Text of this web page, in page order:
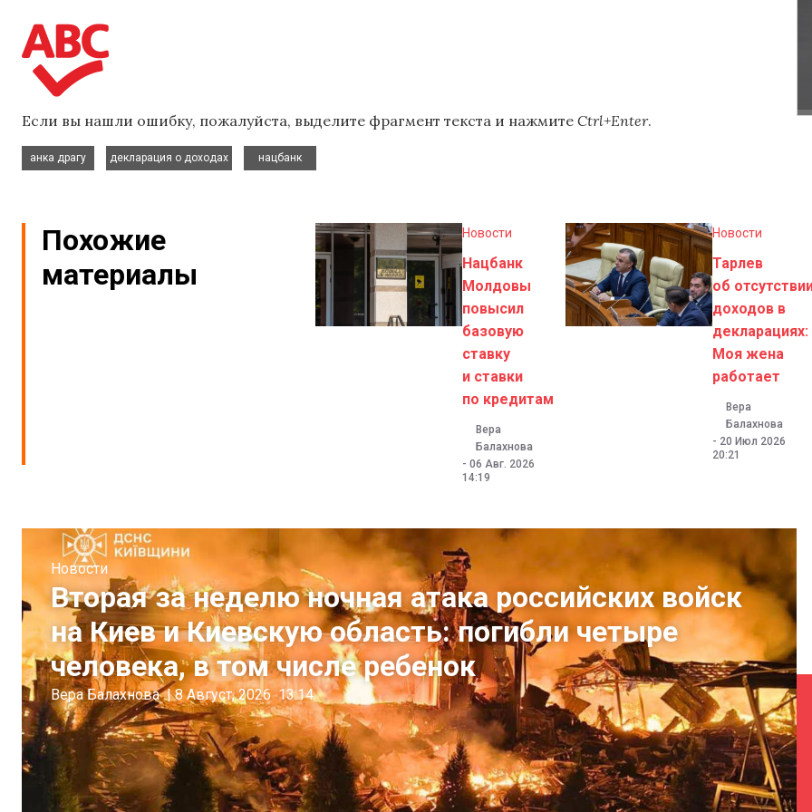
Если вы нашли ошибку, пожалуйста, выделите фрагмент текста и нажмите Ctrl+Enter.
анка драгу
декларация о доходах
нацбанк
Похожие
материалы
Новости
Нацбанк
Молдовы
повысил
базовую
ставку
и ставки
по кредитам
Вера
Балахнова
- 06 Авг. 2026
14:19
Новости
Тарлев
об
доходов в
декларациях:
Моя жена
работает
Вера
Балахнова
- 20 Июл 2026
20:21
Новости
Вторая за неделю ночная атака российских войск
на Киев и Киевскую область: погибли четыре
человека, в том числе ребенок
Вера Балахнова | 8 Август, 2026 13:14